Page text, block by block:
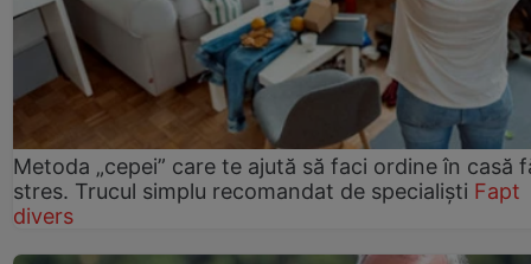
Metoda „cepei” care te ajută să faci ordine în casă
stres. Trucul simplu recomandat de specialiști Fapt
divers